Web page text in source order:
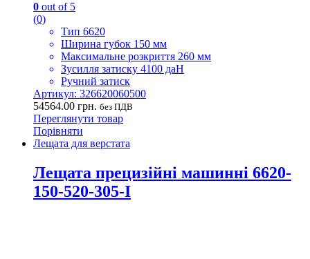
0 out of 5
(0)
Тип 6620
Ширина губок 150 мм
Максимальне розкриття 260 мм
Зусилля затиску 4100 даН
Ручний затиск
Артикул: 326620060500
54564.00 грн. без ПДВ
Переглянути товар
Порівняти
Лещата для верстата
Лещата прецизійні машинні 6620-
150-520-305-I